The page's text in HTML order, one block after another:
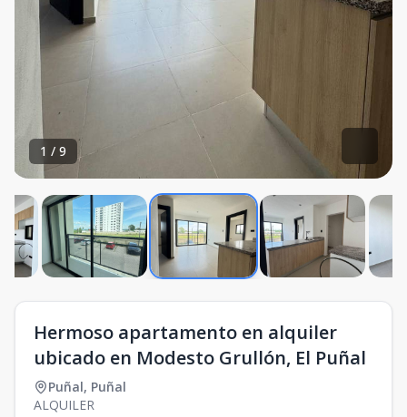
1 / 9
Hermoso apartamento en alquiler
ubicado en Modesto Grullón, El Puñal
Puñal, Puñal
ALQUILER